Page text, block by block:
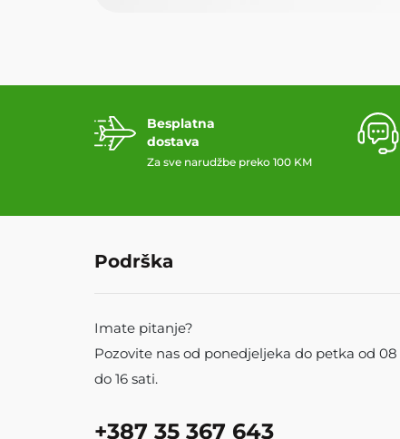
Besplatna
dostava
Za sve narudžbe preko 100 KM
Podrška
Imate pitanje?
Pozovite nas od ponedjeljeka do petka od 08
do 16 sati.
+387 35 367 643